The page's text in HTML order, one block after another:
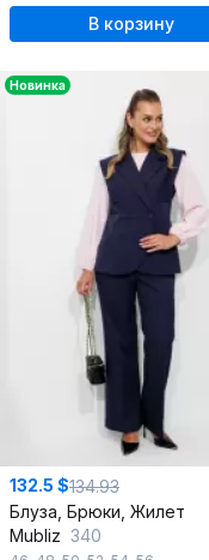
В корзину
Новинка
132.5 $134.93
Блуза, Брюки, Жилет
Mubliz 340